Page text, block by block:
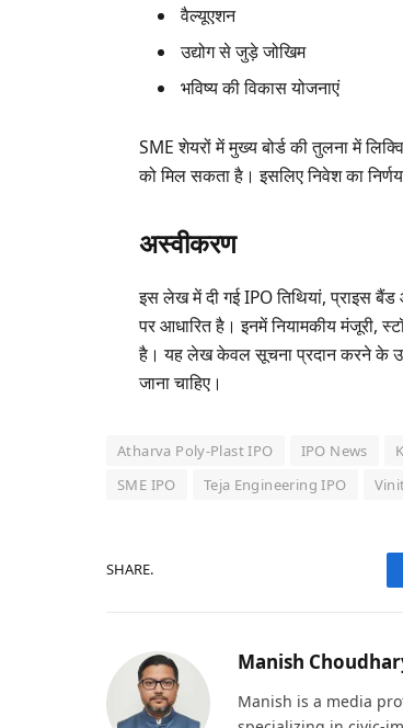
वैल्यूएशन
उद्योग से जुड़े जोखिम
भविष्य की विकास योजनाएं
SME शेयरों में मुख्य बोर्ड की तुलना में
को मिल सकता है। इसलिए निवेश का
अस्वीकरण
इस लेख में दी गई IPO तिथियां, प्राइस
पर आधारित है। इनमें नियामकीय मंजूरी,
है। यह लेख केवल सूचना प्रदान करने के
जाना चाहिए।
Atharva Poly-Plast IPO IPO News
SME IPO
Teja Engineering IPO
SHARE.
Manish
Manish is a media